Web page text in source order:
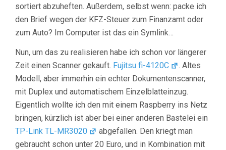
sortiert abzuheften. Außerdem, selbst wenn: packe ich
den Brief wegen der KFZ-Steuer zum Finanzamt oder
zum Auto? Im Computer ist das ein Symlink…
Nun, um das zu realisieren habe ich schon vor längerer
Zeit einen Scanner gekauft. Fujitsu fi-4120C
. Altes
Modell, aber immerhin ein echter Dokumentenscanner,
mit Duplex und automatischem Einzelblatteinzug.
Eigentlich wollte ich den mit einem Raspberry ins Netz
bringen, kürzlich ist aber bei einer anderen Bastelei ein
TP-Link TL-MR3020
abgefallen. Den kriegt man
gebraucht schon unter 20 Euro, und in Kombination mit